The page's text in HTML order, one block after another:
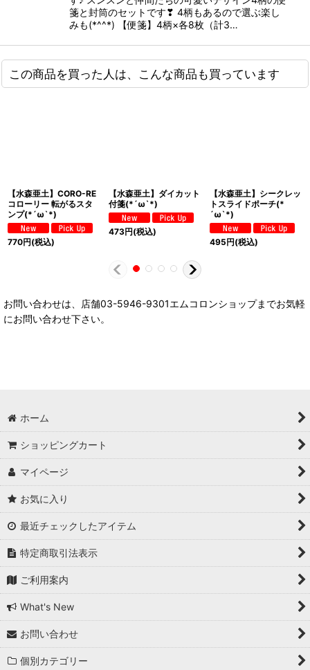
箋と封筒のセットです❣ 4柄もあるので選ぶ楽し
みも(*^^*) 【便箋】4柄×各8枚（計3…
この商品を買った人は、こんな商品も買っています
【水森亜土】CORO-RE
コローリー 転がるスタ
ンプ(*´ω`*)
770円(税込)
【水森亜土】ダイカット
付箋(*´ω`*)
473円(税込)
【水森亜土】シークレッ
トスライドポーチ(*
´ω`*)
495円(税込)
お問い合わせは、店舗03-5946-9301エムコロンショップまでお気軽
にお問い合わせ下さい。
ホーム
ショッピングカート
マイページ
お気に入り
最近チェックしたアイテム
特定商取引法表示
ご利用案内
What's New
お問い合わせ
個別カテゴリー